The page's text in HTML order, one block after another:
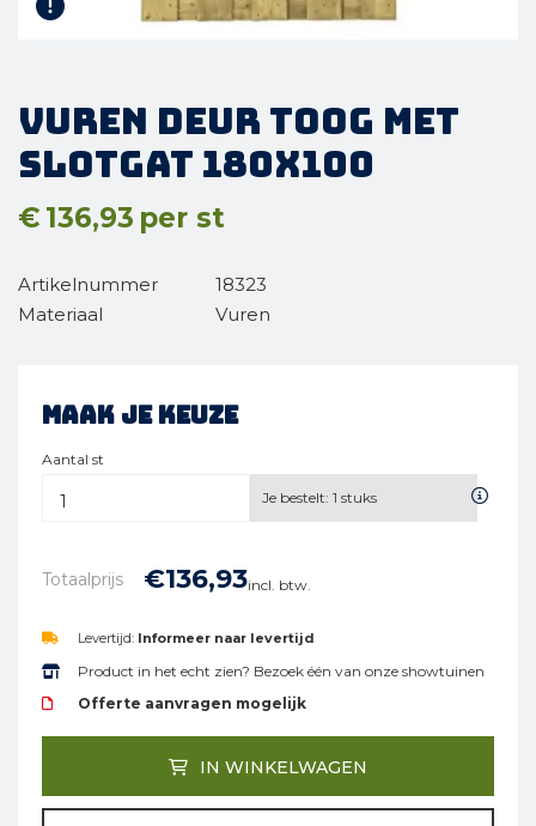
Vuren Deur Toog met
slotgat 180x100
€ 136,93 per st
Artikelnummer
18323
Materiaal
Vuren
Maak je keuze
Aantal st
Je bestelt: 1 stuks
Totaalprijs €136,93incl. btw.
Levertijd: Informeer naar levertijd
Product in het echt zien? Bezoek één van onze showtuinen
Offerte aanvragen mogelijk
IN WINKELWAGEN